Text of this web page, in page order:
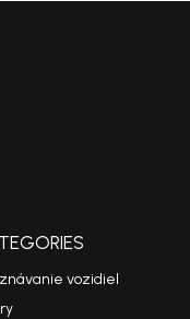
vozidiel